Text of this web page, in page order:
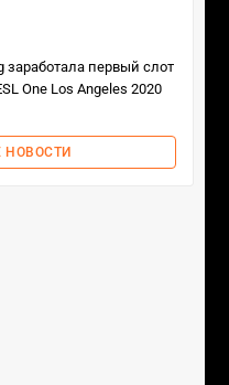
заработала первый слот
One Los Angeles 2020
НОВОСТИ